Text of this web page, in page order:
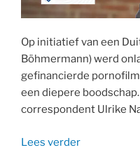
Op initiatief van een
Böhmermann) werd
gefinancierde
een diepere
correspondent Ulrike
Lees verder“Op